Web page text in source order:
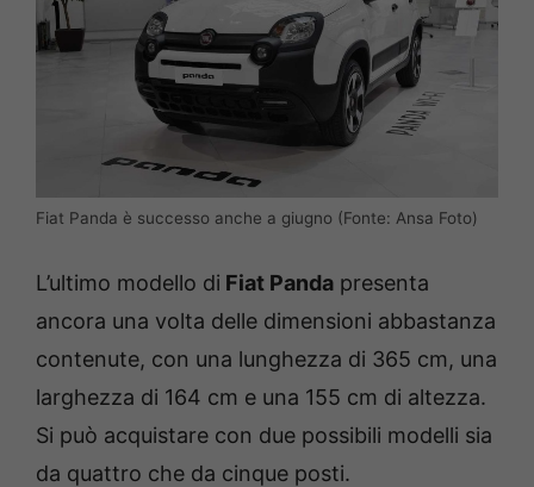
Fiat Panda è successo anche a giugno (Fonte: Ansa Foto)
L’ultimo modello di Fiat Panda presenta
ancora una volta delle dimensioni abbastanza
contenute, con una lunghezza di 365 cm, una
larghezza di 164 cm e una 155 cm di altezza.
Si può acquistare con due possibili modelli sia
da quattro che da cinque posti.